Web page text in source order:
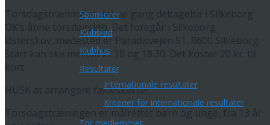
Sponsorer
Klubblad
Klubhus
Resultater
Internationale resultater
Kriterier for internationale resultater
Torsdagstræning er denne gang deltagelse i Silkeborg
OK’s åbne torsdagsløb. Det foregår i Silkeborg
Østerskov, mødested er Paradisvejen 51, 8600 Silkeborg.
Start kan ske mellem kl. 18 og 18.30. Det koster 20 kr. til
HUSK at arrangere fælleskørsel.